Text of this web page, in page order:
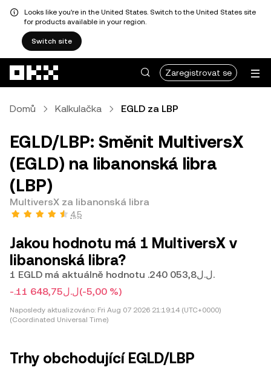
Looks like you're in the United States. Switch to the United States site
for products available in your region.
Switch site
Zaregistrovat se
Domů Kalkulačka EGLD za LBP
EGLD/LBP: Směnit MultiversX
(EGLD) na libanonská libra
(LBP)
MultiversX za libanonská libra
4,5
Jakou hodnotu má 1 MultiversX v
libanonská libra?
1 EGLD má aktuálně hodnotu .ل.ل240 053,8.
-.ل.ل11 648,75(-5,00 %)
Naposledy aktualizováno: Fri Aug 07 2026 21:19:14 (UTC+0000)
(Coordinated Universal Time)
Trhy obchodující EGLD/LBP